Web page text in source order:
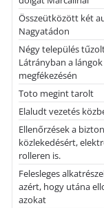
Összeütközött két
Nagyatádon
Négy település
Látrányban a lángok
megfékezésén
Toto megint tarolt
Elaludt vezetés
Ellenőrzések a
közlekedésért,
rolleren is.
Felesleges
azért, hogy utána
azokat